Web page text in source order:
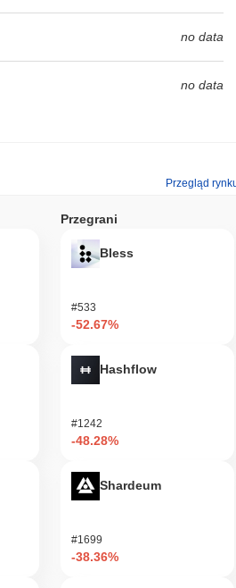
no data
no data
Przegląd
Przegrani
Bless
#533
-52.67%
Hashflow
#1242
-48.28%
Shardeum
#1699
-38.36%